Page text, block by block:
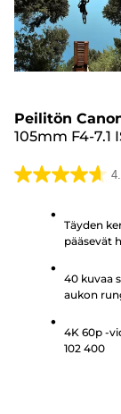
Peilitön
105mm F4-7.1
4.6/5
arvostelua
Täyden
pääsevät
40 kuvaa
aukon
4K 60p -
102 400